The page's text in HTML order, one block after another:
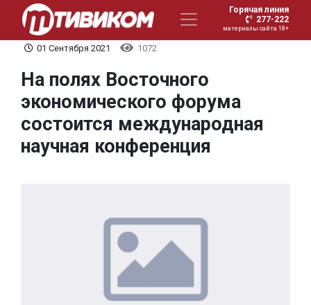
Горячая линия
277-222
материалы сайта 18+
01 Сентября 2021 1072
На полях Восточного
экономического форума
состоится международная
научная конференция